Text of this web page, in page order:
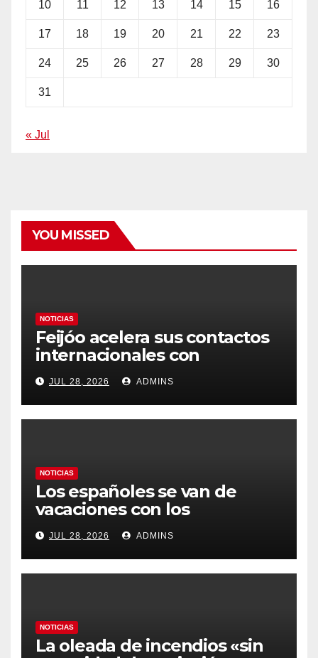
10 11 12 13 14 15 16
17 18 19 20 21 22 23
24 25 26 27 28 29 30
31
« Jul
YOU MISSED
NOTICIAS
Feijóo acelera sus contactos
internacionales con
Latinoamérica como socio
prioritario en su agenda de
gobierno
JUL 28, 2026 ADMINS
NOTICIAS
Los españoles se van de
vacaciones con los
carburantes hasta un 21%
más caros que el año pasado
y los hoteles disparados
JUL 28, 2026 ADMINS
NOTICIAS
La oleada de incendios «sin